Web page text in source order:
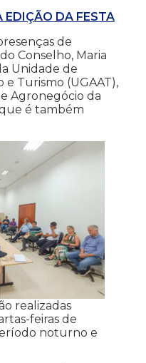
EDIÇÃO DA FESTA
de
Conselho, Maria
Unidade de
Turismo (UGAAT),
Agronegócio da
é também
realizadas
feiras de
noturno e